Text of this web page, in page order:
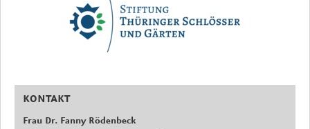
KONTAKT
Frau Dr. Fanny Rödenbeck